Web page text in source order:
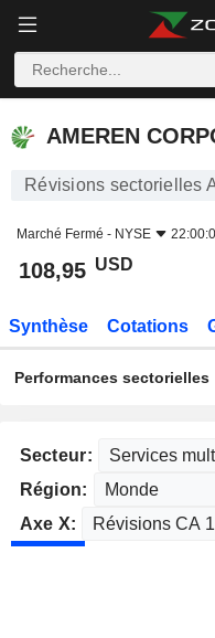
AMEREN
AMEREN
Révisions sectorielles
Marché Fermé - NYSE
108,95 USD
Synthèse Cotations
Performances sectorielles
Secteur:
Région:
Axe X: